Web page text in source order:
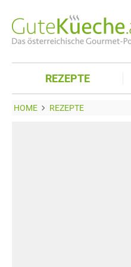
REZEPTE
HOME REZEPTE